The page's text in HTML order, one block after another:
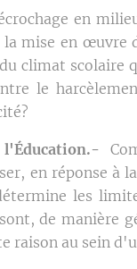
en
mise en œuvre
climat scolaire
le
en réponse à
les
de manière
raison au sein